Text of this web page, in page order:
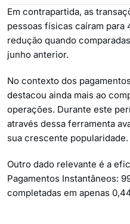
Em contrapartida, as
pessoas físicas caíram para
redução quando
junho anterior.
No contexto dos
destacou ainda mais ao
operações. Durante este
através dessa ferramenta
sua crescente popularidade.
Outro dado relevante é a
Pagamentos Instantâneos:
completadas em apenas